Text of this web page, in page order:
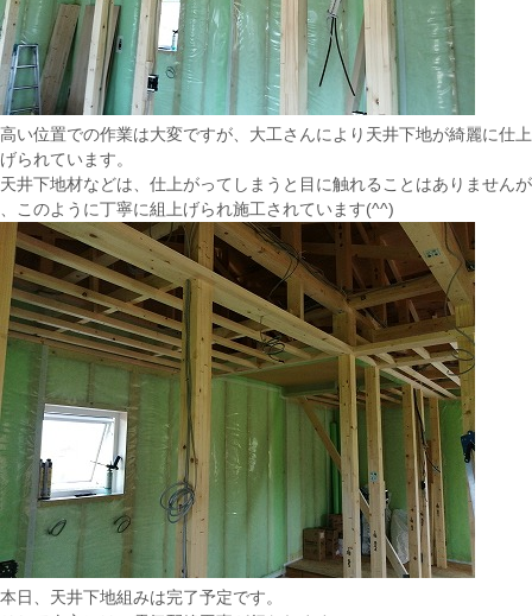
高い位置での作業は大変ですが、大工さんにより天井下地が綺麗に仕上
げられています。
天井下地材などは、仕上がってしまうと目に触れることはありませんが
、このように丁寧に組上げられ施工されています(^^)
本日、天井下地組みは完了予定です。